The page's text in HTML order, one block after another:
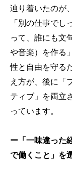
辿り着いたのが
「別の仕事でし
って、誰にも文
や音楽）を作る
性と自由を守る
え方が、後に「
ティブ」を両立
っています。
ー「一味違った
で働くこと」を